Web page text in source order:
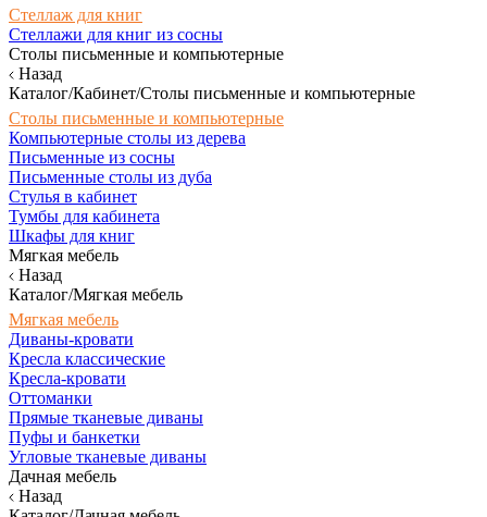
Стеллаж для книг
Стеллажи для книг из сосны
Столы письменные и компьютерные
Назад
Каталог/Кабинет/Столы письменные и компьютерные
Столы письменные и компьютерные
Компьютерные столы из дерева
Письменные из сосны
Письменные столы из дуба
Стулья в кабинет
Тумбы для кабинета
Шкафы для книг
Мягкая мебель
Назад
Каталог/Мягкая мебель
Мягкая мебель
Диваны-кровати
Кресла классические
Кресла-кровати
Оттоманки
Прямые тканевые диваны
Пуфы и банкетки
Угловые тканевые диваны
Дачная мебель
Назад